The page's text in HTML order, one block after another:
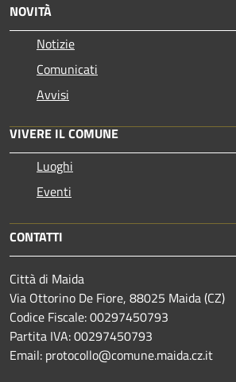
NOVITÀ
Notizie
Comunicati
Avvisi
VIVERE IL COMUNE
Luoghi
Eventi
CONTATTI
Città di Maida
Via Ottorino De Fiore, 88025 Maida (CZ)
Codice Fiscale: 00297450793
Partita IVA: 00297450793
Email: protocollo@comune.maida.cz.it